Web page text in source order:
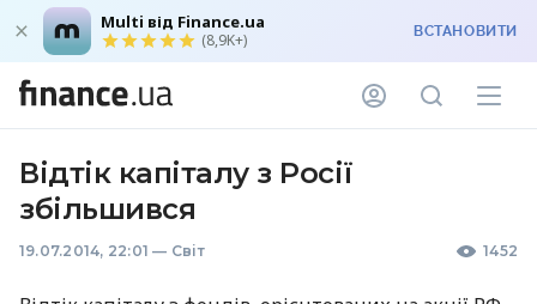
Multi від Finance.ua
(8,9K+) ВСТАНОВИТИ
Відтік капіталу з Росії
збільшився
19.07.2014, 22:01 — Світ 1452